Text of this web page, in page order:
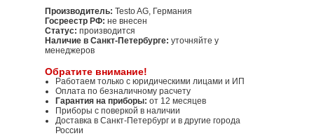
Производитель: Testo AG, Германия
Госреестр РФ: не внесен
Статус: производится
Наличие в Санкт-Петербурге: уточняйте у
менеджеров
Обратите внимание!
Работаем только с юридическими лицами и ИП
Оплата по безналичному расчету
Гарантия на приборы: от 12 месяцев
Приборы с поверкой в наличии
Доставка в Санкт-Петербург и в другие города
России